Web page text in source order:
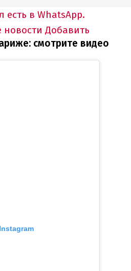
есть в WhatsApp.
Добавить
смотрите видео